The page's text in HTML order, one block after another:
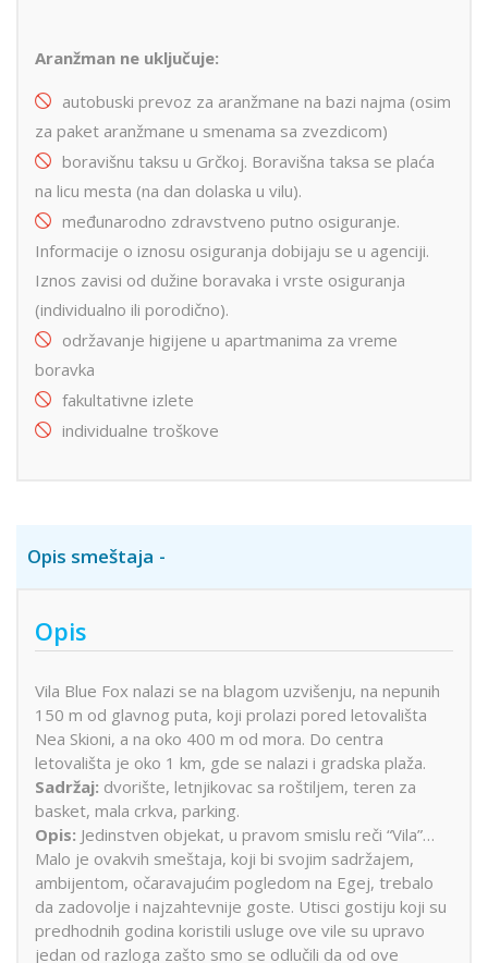
Aranžman ne uključuje:
autobuski prevoz za aranžmane na bazi najma (osim
za paket aranžmane u smenama sa zvezdicom)
boravišnu taksu u Grčkoj. Boravišna taksa se plaća
na licu mesta (na dan dolaska u vilu).
međunarodno zdravstveno putno osiguranje.
Informacije o iznosu osiguranja dobijaju se u agenciji.
Iznos zavisi od dužine boravaka i vrste osiguranja
(individualno ili porodično).
održavanje higijene u apartmanima za vreme
boravka
fakultativne izlete
individualne troškove
Opis smeštaja
Opis
Vila Blue Fox nalazi se na blagom uzvišenju, na nepunih
150 m od glavnog puta, koji prolazi pored letovališta
Nea Skioni, a na oko 400 m od mora. Do centra
letovališta je oko 1 km, gde se nalazi i gradska plaža.
Sadržaj: dvorište, letnjikovac sa roštiljem, teren za
basket, mala crkva, parking.
Opis: Jedinstven objekat, u pravom smislu reči “Vila”…
Malo je ovakvih smeštaja, koji bi svojim sadržajem,
ambijentom, očaravajućim pogledom na Egej, trebalo
da zadovolje i najzahtevnije goste. Utisci gostiju koji su
predhodnih godina koristili usluge ove vile su upravo
jedan od razloga zašto smo se odlučili da od ove